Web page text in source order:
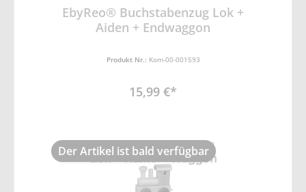
EbyReo® Buchstabenzug Lok +
Aiden + Endwaggon
Produkt Nr.: Kom-00-001593
15,99 €*
Der Artikel ist bald verfügbar